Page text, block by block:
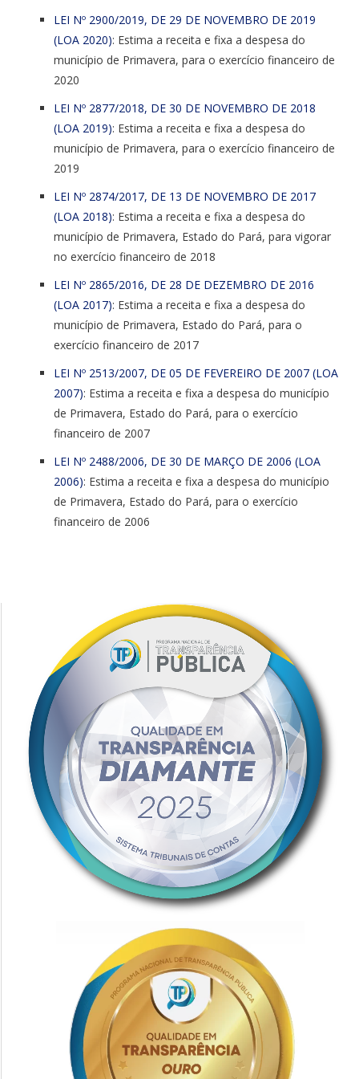
LEI Nº 2900/2019, DE 29 DE NOVEMBRO DE 2019
(LOA 2020): Estima a receita e fixa a despesa do
município de Primavera, para o exercício financeiro de
2020
LEI Nº 2877/2018, DE 30 DE NOVEMBRO DE 2018
(LOA 2019): Estima a receita e fixa a despesa do
município de Primavera, para o exercício financeiro de
2019
LEI Nº 2874/2017, DE 13 DE NOVEMBRO DE 2017
(LOA 2018): Estima a receita e fixa a despesa do
município de Primavera, Estado do Pará, para vigorar
no exercício financeiro de 2018
LEI Nº 2865/2016, DE 28 DE DEZEMBRO DE 2016
(LOA 2017): Estima a receita e fixa a despesa do
município de Primavera, Estado do Pará, para o
exercício financeiro de 2017
LEI Nº 2513/2007, DE 05 DE FEVEREIRO DE 2007 (LOA
2007): Estima a receita e fixa a despesa do município
de Primavera, Estado do Pará, para o exercício
financeiro de 2007
LEI Nº 2488/2006, DE 30 DE MARÇO DE 2006 (LOA
2006): Estima a receita e fixa a despesa do município
de Primavera, Estado do Pará, para o exercício
financeiro de 2006